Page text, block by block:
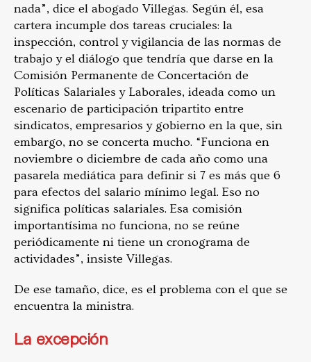
nada”, dice el abogado Villegas. Según él, esa
cartera incumple dos tareas cruciales: la
inspección, control y vigilancia de las normas de
trabajo y el diálogo que tendría que darse en la
Comisión Permanente de Concertación de
Políticas Salariales y Laborales, ideada como un
escenario de participación tripartito entre
sindicatos, empresarios y gobierno en la que, sin
embargo, no se concerta mucho. “Funciona en
noviembre o diciembre de cada año como una
pasarela mediática para definir si 7 es más que 6
para efectos del salario mínimo legal. Eso no
significa políticas salariales. Esa comisión
importantísima no funciona, no se reúne
periódicamente ni tiene un cronograma de
actividades”, insiste Villegas.
De ese tamaño, dice, es el problema con el que se
encuentra la ministra.
La excepción